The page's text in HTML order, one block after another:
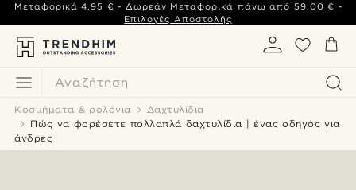
Αναζήτηση
Μεταφορικά 4,95 € - Δωρεάν Μεταφορικά πάνω από 59,00 € -
Επιλογές Αποστολής
Κοσμήματα & ρολόγια
Δαχτυλίδια
Πώς να φορέσετε πολλαπλά δαχτυλίδια | ένας οδηγός για
άνδρες